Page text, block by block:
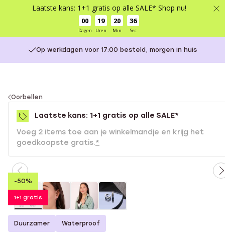
Laatste kans: 1+1 gratis op alle SALE* Shop nu!
00
Dagen
19
Uren
20
Min
36
Sec
Op werkdagen voor 17:00 besteld, morgen in huis
You
are
here:
Oorbellen
Laatste kans: 1+1 gratis op alle SALE*
Voeg 2 items toe aan je winkelmandje en krijg het
goedkoopste gratis.*
-50%
1+1 gratis
Duurzamer Waterproof